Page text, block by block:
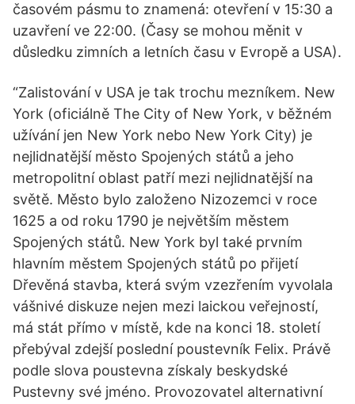
časovém pásmu to znamená: otevření v 15:30 a
uzavření ve 22:00. (Časy se mohou měnit v
důsledku zimních a letních času v Evropě a USA).
“Zalistování v USA je tak trochu mezníkem. New
York (oficiálně The City of New York, v běžném
užívání jen New York nebo New York City) je
nejlidnatější město Spojených států a jeho
metropolitní oblast patří mezi nejlidnatější na
světě. Město bylo založeno Nizozemci v roce
1625 a od roku 1790 je největším městem
Spojených států. New York byl také prvním
hlavním městem Spojených států po přijetí
Dřevěná stavba, která svým vzezřením vyvolala
vášnivé diskuze nejen mezi laickou veřejností,
má stát přímo v místě, kde na konci 18. století
přebýval zdejší poslední poustevník Felix. Právě
podle slova poustevna získaly beskydské
Pustevny své jméno. Provozovatel alternativní